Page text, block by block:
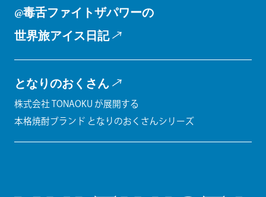
@毒舌ファイトザパワーの
世界旅アイス日記
となりのおくさん
株式会社 TONAOKU が展開する
本格焼酎ブランド となりのおくさんシリーズ